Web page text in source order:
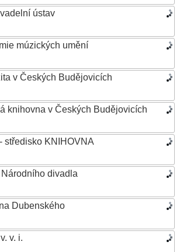
ústav
múzických umění
v Českých Budějovicích
knihovna v Českých Budějovicích
středisko KNIHOVNA
divadla
Dubenského
v. i.